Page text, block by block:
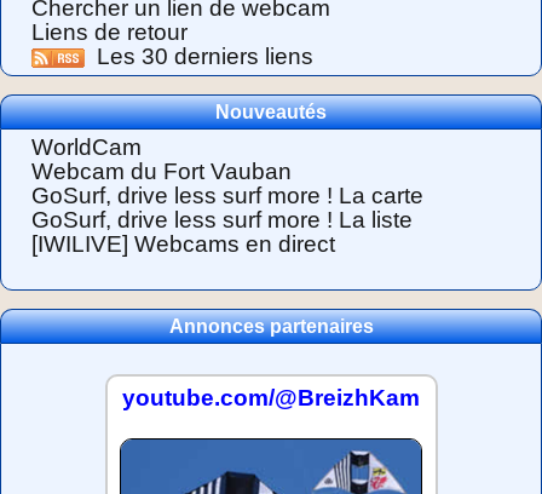
Chercher un lien de webcam
Liens de retour
Les 30 derniers liens
Nouveautés
WorldCam
Webcam du Fort Vauban
GoSurf, drive less surf more ! La carte
GoSurf, drive less surf more ! La liste
[IWILIVE] Webcams en direct
Annonces partenaires
youtube.com/@BreizhKam